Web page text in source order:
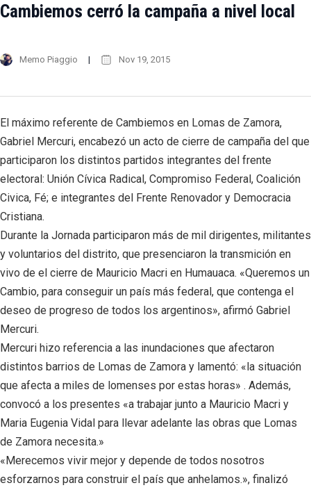
Cambiemos cerró la campaña a nivel local
Memo Piaggio Nov 19, 2015
El máximo referente de Cambiemos en Lomas de Zamora,
Gabriel Mercuri, encabezó un acto de cierre de campaña del que
participaron los distintos partidos integrantes del frente
electoral: Unión Cívica Radical, Compromiso Federal, Coalición
Civica, Fé; e integrantes del Frente Renovador y Democracia
Cristiana.
Durante la Jornada participaron más de mil dirigentes, militantes
y voluntarios del distrito, que presenciaron la transmición en
vivo de el cierre de Mauricio Macri en Humauaca. «Queremos un
Cambio, para conseguir un país más federal, que contenga el
deseo de progreso de todos los argentinos», afirmó Gabriel
Mercuri.
Mercuri hizo referencia a las inundaciones que afectaron
distintos barrios de Lomas de Zamora y lamentó: «la situación
que afecta a miles de lomenses por estas horas» . Además,
convocó a los presentes «a trabajar junto a Mauricio Macri y
Maria Eugenia Vidal para llevar adelante las obras que Lomas
de Zamora necesita.»
«Merecemos vivir mejor y depende de todos nosotros
esforzarnos para construir el país que anhelamos.», finalizó